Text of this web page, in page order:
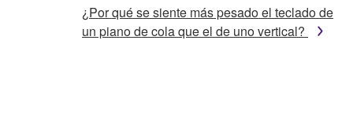
¿Por qué se siente más pesado el teclado de
un piano de cola que el de uno vertical?